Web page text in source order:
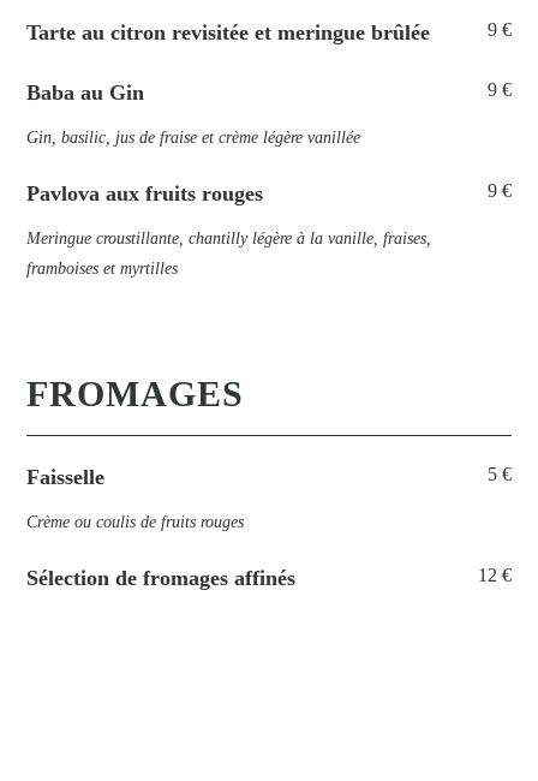
Tarte au citron revisitée et meringue brûlée 9 €
Baba au Gin 9 €
Gin, basilic, jus de fraise et crème légère vanillée
Pavlova aux fruits rouges 9 €
Meringue croustillante, chantilly légère à la vanille, fraises,
framboises et myrtilles
FROMAGES
Faisselle 5 €
Crème ou coulis de fruits rouges
Sélection de fromages affinés 12 €